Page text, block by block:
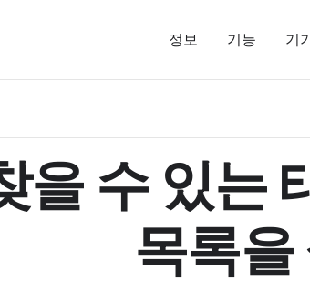
정보 기능 기기
을 수 있는
목록